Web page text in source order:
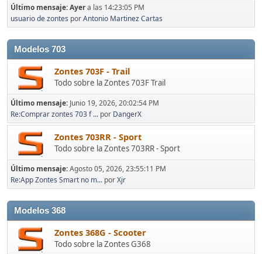
Último mensaje:Ayera las 14:23:05 PM
usuario de zontes porAntonio Martinez Cartas
Modelos 703
Zontes 703F - Trail
Todo sobre la Zontes 703F Trail
Último mensaje: Junio 19, 2026, 20:02:54 PM
Re:Comprar zontes 703 f ... por DangerX
Zontes 703RR - Sport
Todo sobre la Zontes 703RR - Sport
Último mensaje:Agosto 05, 2026, 23:55:11 PM
Re:App Zontes Smart no m... porXjr
Modelos 368
Zontes 368G - Scooter
Todo sobre la Zontes G368